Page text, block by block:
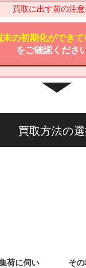
買取に出す前の注
の初期化ができ
をご確認ください
買取方法の
荷に伺い
そ